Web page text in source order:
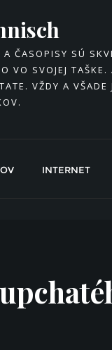
A ČASOPISY SÚ
VO SVOJEJ
VŽDY A
INTERNET